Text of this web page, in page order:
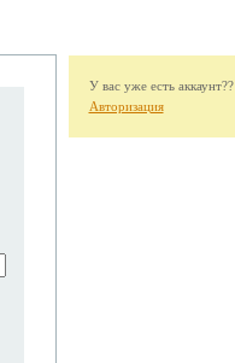
У вас уже есть аккаунт??
Авторизация